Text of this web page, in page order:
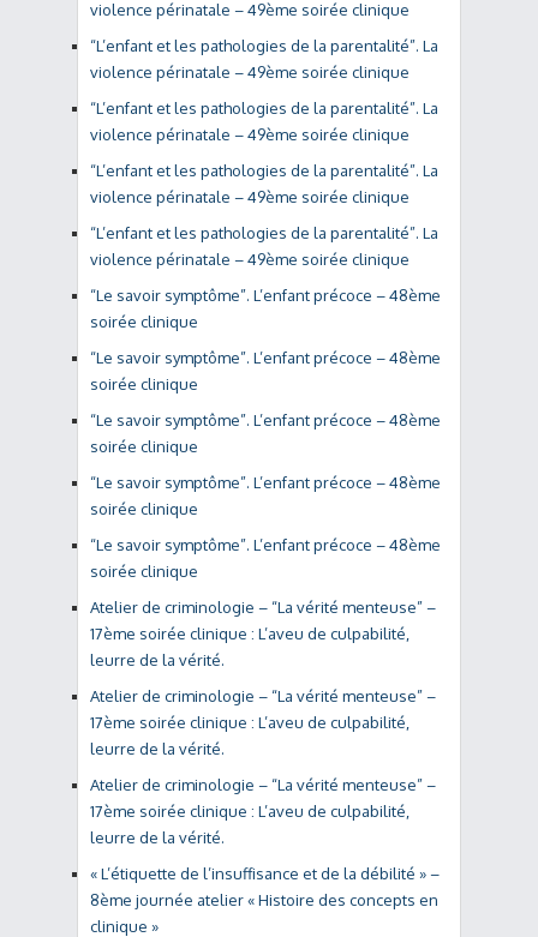
violence périnatale – 49ème soirée clinique
“L’enfant et les pathologies de la parentalité”. La
violence périnatale – 49ème soirée clinique
“L’enfant et les pathologies de la parentalité”. La
violence périnatale – 49ème soirée clinique
“L’enfant et les pathologies de la parentalité”. La
violence périnatale – 49ème soirée clinique
“L’enfant et les pathologies de la parentalité”. La
violence périnatale – 49ème soirée clinique
“Le savoir symptôme”. L’enfant précoce – 48ème
soirée clinique
“Le savoir symptôme”. L’enfant précoce – 48ème
soirée clinique
“Le savoir symptôme”. L’enfant précoce – 48ème
soirée clinique
“Le savoir symptôme”. L’enfant précoce – 48ème
soirée clinique
“Le savoir symptôme”. L’enfant précoce – 48ème
soirée clinique
Atelier de criminologie – “La vérité menteuse” –
17ème soirée clinique : L’aveu de culpabilité,
leurre de la vérité.
Atelier de criminologie – “La vérité menteuse” –
17ème soirée clinique : L’aveu de culpabilité,
leurre de la vérité.
Atelier de criminologie – “La vérité menteuse” –
17ème soirée clinique : L’aveu de culpabilité,
leurre de la vérité.
« L’étiquette de l’insuffisance et de la débilité » –
8ème journée atelier « Histoire des concepts en
clinique »